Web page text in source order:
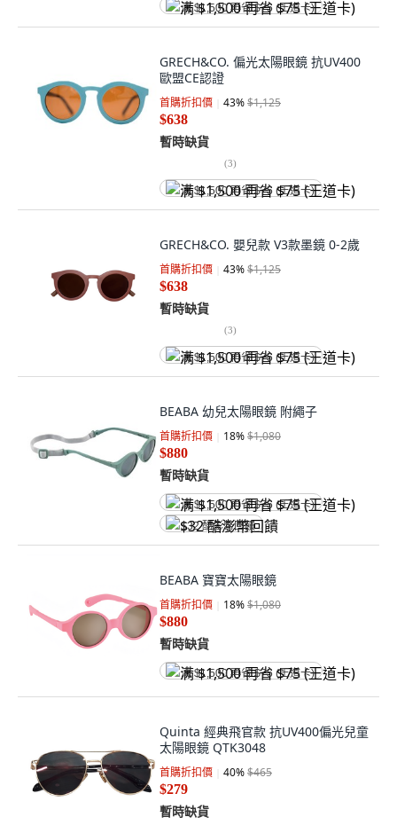
满 $1,500 再省 $75 (王道卡)
GRECH&CO. 偏光太陽眼鏡 抗UV400
歐盟CE認證
首購折扣價 43%$1,125
$638
暫時缺貨
(3)
满 $1,500 再省 $75 (王道卡)
GRECH&CO. 嬰兒款 V3款墨鏡 0-2歲
首購折扣價 43%$1,125
$638
暫時缺貨
(3)
满 $1,500 再省 $75 (王道卡)
BEABA 幼兒太陽眼鏡 附繩子
首購折扣價 18%$1,080
$880
暫時缺貨
满 $1,500 再省 $75 (王道卡)
$32 酷澎幣回饋
BEABA 寶寶太陽眼鏡
首購折扣價 18%$1,080
$880
暫時缺貨
满 $1,500 再省 $75 (王道卡)
Quinta 經典飛官款 抗UV400偏光兒童
太陽眼鏡 QTK3048
首購折扣價 40%$465
$279
暫時缺貨